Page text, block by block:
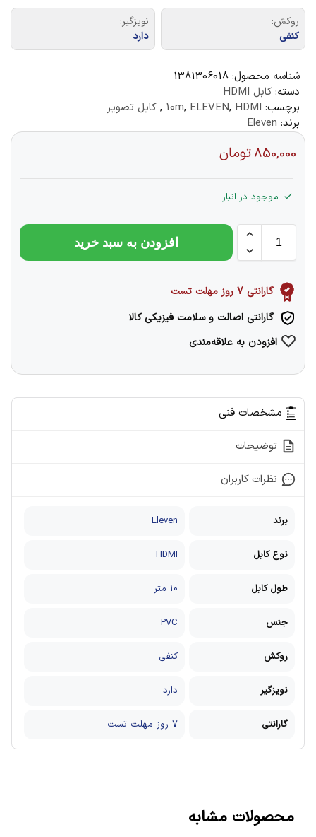
روکش:
کنفی
نویزگیر:
دارد
شناسه محصول: 1381306018
دسته:کابل HDMI
برچسب:
10m, ELEVEN, HDMI
, کابل تصویر
برند: Eleven
850,000تومان
موجود در انبار
افزودن به سبد خرید
گارانتی 7 روز مهلت تست
گارانتی اصالت و سلامت فیزیکی کالا
افزودن به علاقه‌مندی
مشخصات فنی
توضیحات
نظرات کاربران
برند Eleven
نوع کابل HDMI
طول کابل 10 متر
جنس PVC
روکش کنفی
نویزگیر دارد
گارانتی 7 روز مهلت تست
محصولات مشابه